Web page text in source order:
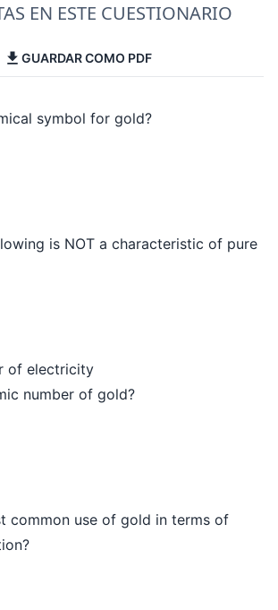
EN ESTE CUESTIONARIO
GUARDAR COMO PDF
symbol for gold?
is NOT a characteristic of pure
of electricity
number of gold?
common use of gold in terms of